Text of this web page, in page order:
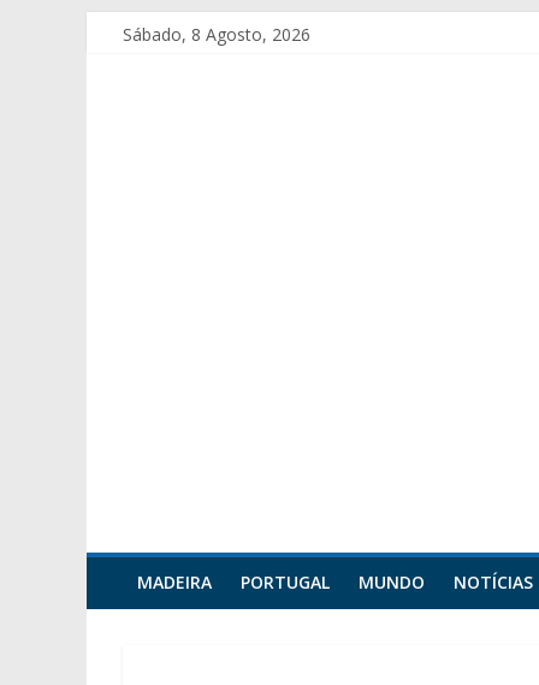
Sábado, 8 Agosto, 2026
MADEIRA PORTUGAL MUNDO NOTÍCIAS